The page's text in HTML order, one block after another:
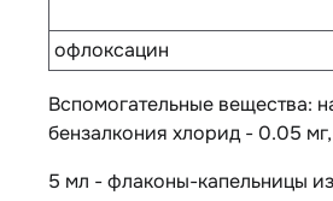
офлоксацин
Вспомогательные вещества:
бензалкония хлорид - 0.05
5 мл - флаконы-капельницы